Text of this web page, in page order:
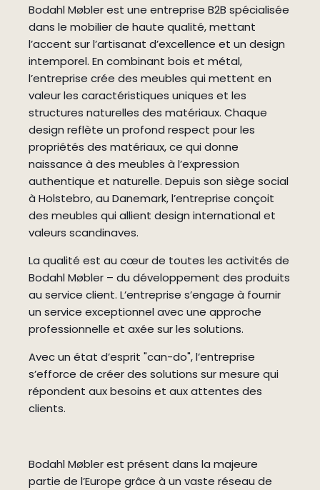
Bodahl Møbler est une entreprise B2B spécialisée
dans le mobilier de haute qualité, mettant
l’accent sur l’artisanat d’excellence et un design
intemporel. En combinant bois et métal,
l’entreprise crée des meubles qui mettent en
valeur les caractéristiques uniques et les
structures naturelles des matériaux. Chaque
design reflète un profond respect pour les
propriétés des matériaux, ce qui donne
naissance à des meubles à l’expression
authentique et naturelle. Depuis son siège social
à Holstebro, au Danemark, l’entreprise conçoit
des meubles qui allient design international et
valeurs scandinaves.
La qualité est au cœur de toutes les activités de
Bodahl Møbler – du développement des produits
au service client. L’entreprise s’engage à fournir
un service exceptionnel avec une approche
professionnelle et axée sur les solutions.
Avec un état d’esprit "can-do", l’entreprise
s’efforce de créer des solutions sur mesure qui
répondent aux besoins et aux attentes des
clients.
Bodahl Møbler est présent dans la majeure
partie de l’Europe grâce à un vaste réseau de